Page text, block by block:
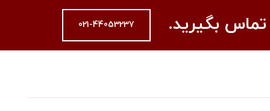
بگیرید. 021-44053237